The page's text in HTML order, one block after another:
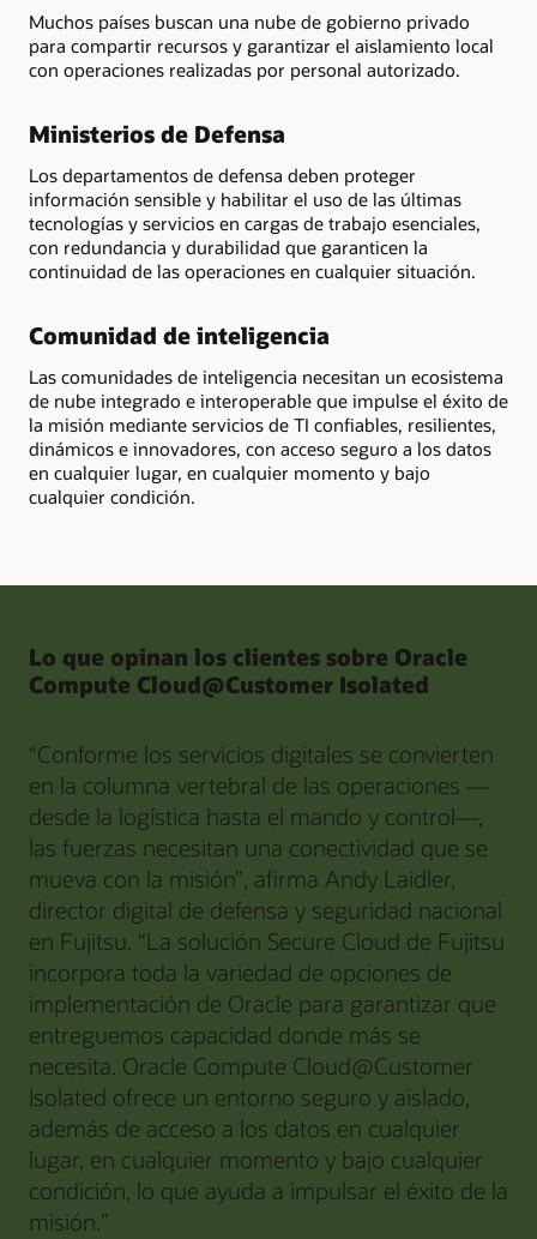
Muchos países buscan una nube de gobierno privado
para compartir recursos y garantizar el aislamiento local
con operaciones realizadas por personal autorizado.
Ministerios de Defensa
Los departamentos de defensa deben proteger
información sensible y habilitar el uso de las últimas
tecnologías y servicios en cargas de trabajo esenciales,
con redundancia y durabilidad que garanticen la
continuidad de las operaciones en cualquier situación.
Comunidad de inteligencia
Las comunidades de inteligencia necesitan un ecosistema
de nube integrado e interoperable que impulse el éxito de
la misión mediante servicios de TI confiables, resilientes,
dinámicos e innovadores, con acceso seguro a los datos
en cualquier lugar, en cualquier momento y bajo
cualquier condición.
Lo que opinan los clientes sobre Oracle
Compute Cloud@Customer Isolated
“Conforme los servicios digitales se convierten
en la columna vertebral de las operaciones —
desde la logística hasta el mando y control—,
las fuerzas necesitan una conectividad que se
mueva con la misión”, afirma Andy Laidler,
director digital de defensa y seguridad nacional
en Fujitsu. “La solución Secure Cloud de Fujitsu
incorpora toda la variedad de opciones de
implementación de Oracle para garantizar que
entreguemos capacidad donde más se
necesita. Oracle Compute Cloud@Customer
Isolated ofrece un entorno seguro y aislado,
además de acceso a los datos en cualquier
lugar, en cualquier momento y bajo cualquier
condición, lo que ayuda a impulsar el éxito de la
misión.”